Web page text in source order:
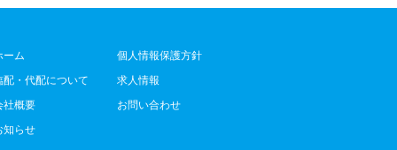
ーム
配・代配について
社概要
知らせ
個人情報保護方針
求人情報
お問い合わせ